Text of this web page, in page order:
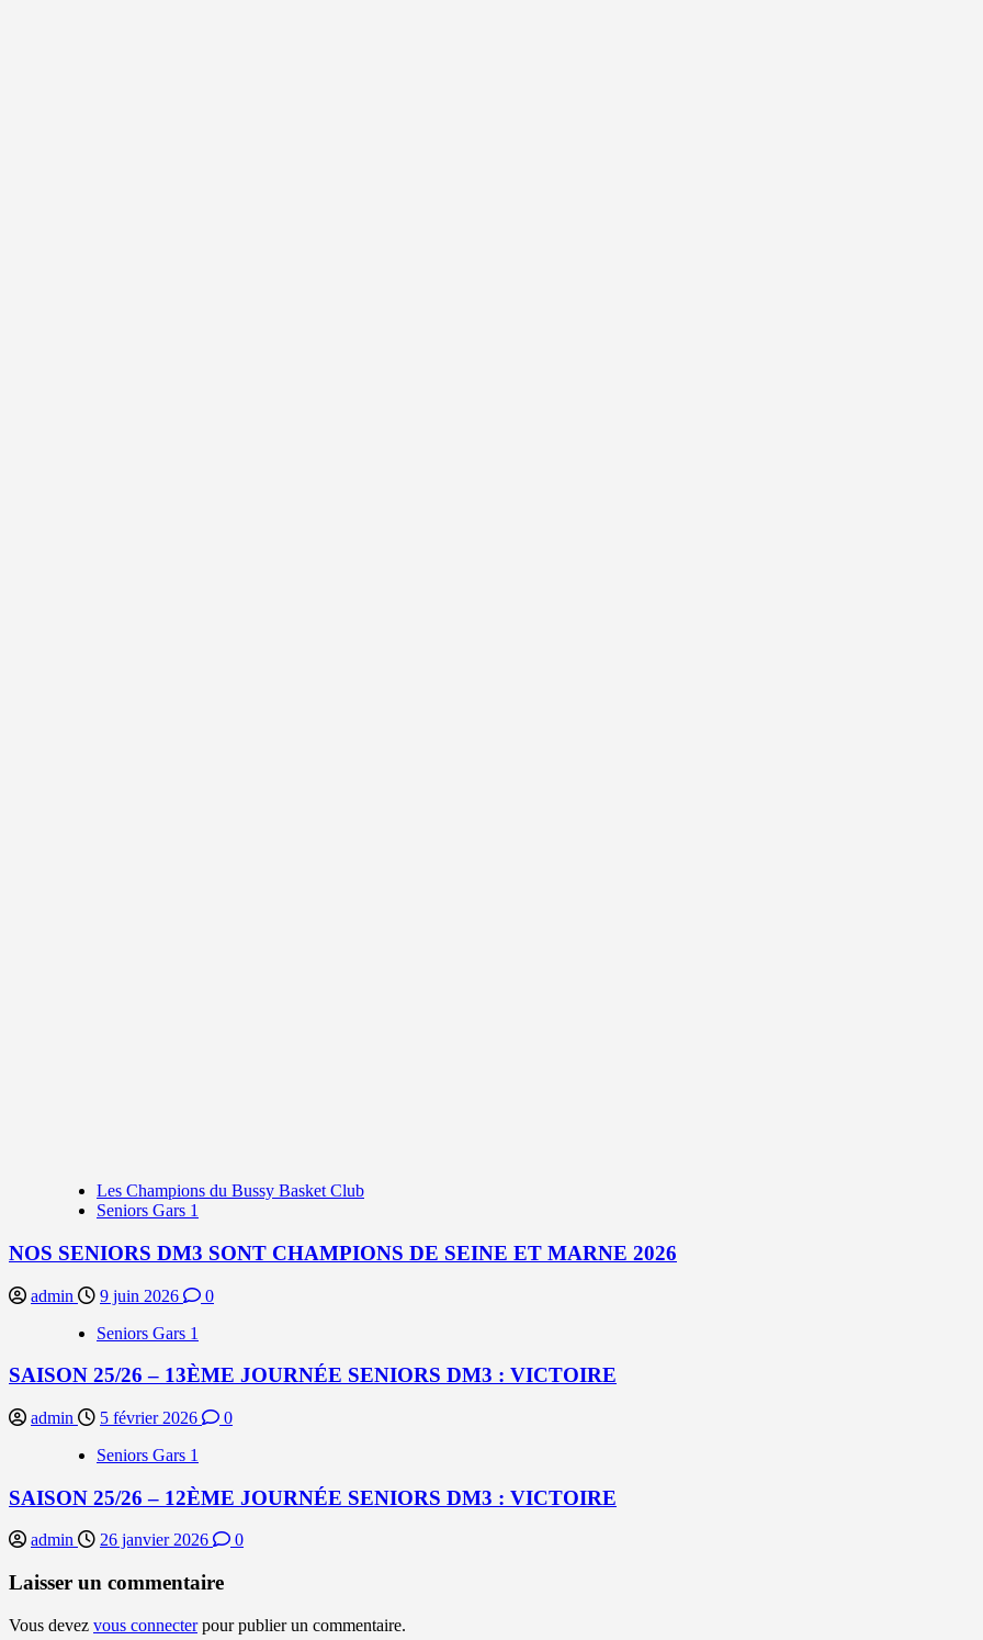
Les Champions du Bussy Basket Club
Seniors Gars 1
NOS SENIORS DM3 SONT CHAMPIONS DE SEINE ET MARNE 2026
admin 9 juin 2026
0
Seniors Gars 1
SAISON 25/26 – 13ÈME JOURNÉE SENIORS DM3 : VICTOIRE
admin 5 février 2026
0
Seniors Gars 1
SAISON 25/26 – 12ÈME JOURNÉE SENIORS DM3 : VICTOIRE
admin 26 janvier 2026 0
Laisser un commentaire
Vous devez vous connecterpour publier un commentaire.